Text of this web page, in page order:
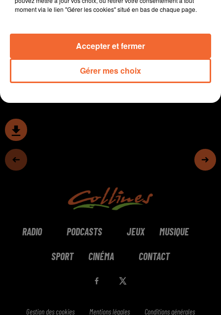
Wesco et leur fondation d'entreprise, la réunion
pédagogique de l'Ecole de Découverte des Sports du
0:00 12 min 32 sec
RADIO PODCASTS JEUX MUSIQUE
SPORT CINÉMA CONTACT
Gestion des cookies Mentions légales Conditions générales
moment via le lien "Gérer les cookies" situé en bas de chaque page.
Gérer mes choix
Accepter et fermer